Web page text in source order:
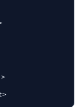
>